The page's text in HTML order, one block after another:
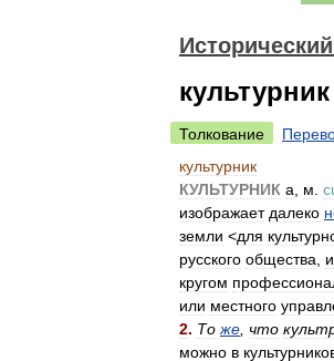
культурник
Толкование
культурник
КУЛЬТУРНИК а м
изображает далеко
земли <для
русского общества и
кругом
или местного
2. То же что
можно в